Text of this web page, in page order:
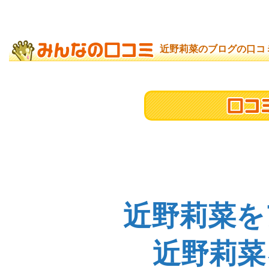
近野莉菜のブログの口コ
近野莉菜
近野莉